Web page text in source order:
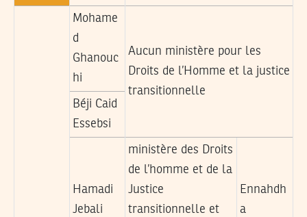
Mohame
d
Ghanouc
hi
Aucun ministère pour les
Droits de l’Homme et la justice
transitionnelle
Béji Caid
Essebsi
Hamadi
Jebali
ministère des Droits
de l’homme et de la
Justice
transitionnelle et
Ennahdh
a